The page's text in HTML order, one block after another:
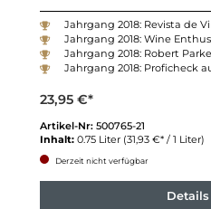
Jahrgang 2018: Revista de
Jahrgang 2018: Wine
Jahrgang 2018: Robert
Jahrgang 2018: Proficheck
23,95 €*
Artikel-Nr: 500765-21
Inhalt: 0.75 Liter (31,93 €* / 1 Liter)
Derzeit nicht verfügbar
Details